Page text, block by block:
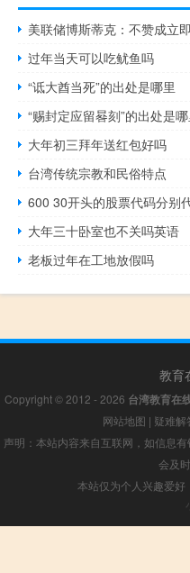
过年当天可以吃鱿鱼吗
“诋大酋当死”的出处是哪里
“赐封定应留晷刻”的出处是哪
大年初三拜年送红包好吗
台湾传统宗教和民俗特点
600 30开头的股票代码分别
大年三十卧室也不关吗英语
老板过年在工地放假吗
教育
Copyright © 2012 - 2026 台湾教育在
网站地图 | 疑难解
声明：本站内容来自互联网，如信息
会及
本站仅为个人兴趣爱好